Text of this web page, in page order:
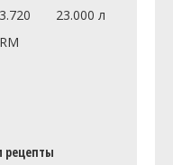
1 шт
рецепты
23.000 л